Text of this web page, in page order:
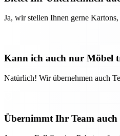
Ja, wir stellen Ihnen gerne
Kann ich auch nur Möbel
Natürlich! Wir übernehmen auch
Übernimmt Ihr Team